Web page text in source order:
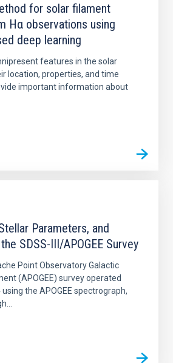
for solar filament
Hα observations using
deep learning
features in the solar
location, properties, and time
important information about
Parameters, and
SDSS-III/APOGEE Survey
Point Observatory Galactic
(APOGEE) survey operated
the APOGEE spectrograph,